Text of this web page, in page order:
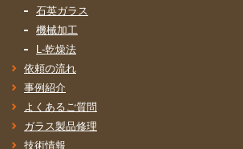
石英ガラス
機械加工
L-乾燥法
依頼の流れ
事例紹介
よくあるご質問
ガラス製品修理
技術情報